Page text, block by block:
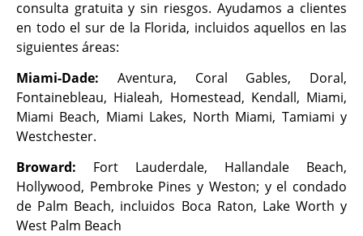
consulta gratuita y sin riesgos. Ayudamos a clientes
en todo el sur de la Florida, incluidos aquellos en las
siguientes áreas:
Miami-Dade: Aventura, Coral Gables, Doral,
Fontainebleau, Hialeah, Homestead, Kendall, Miami,
Miami Beach, Miami Lakes, North Miami, Tamiami y
Westchester.
Broward: Fort Lauderdale, Hallandale Beach,
Hollywood, Pembroke Pines y Weston; y el condado
de Palm Beach, incluidos Boca Raton, Lake Worth y
West Palm Beach